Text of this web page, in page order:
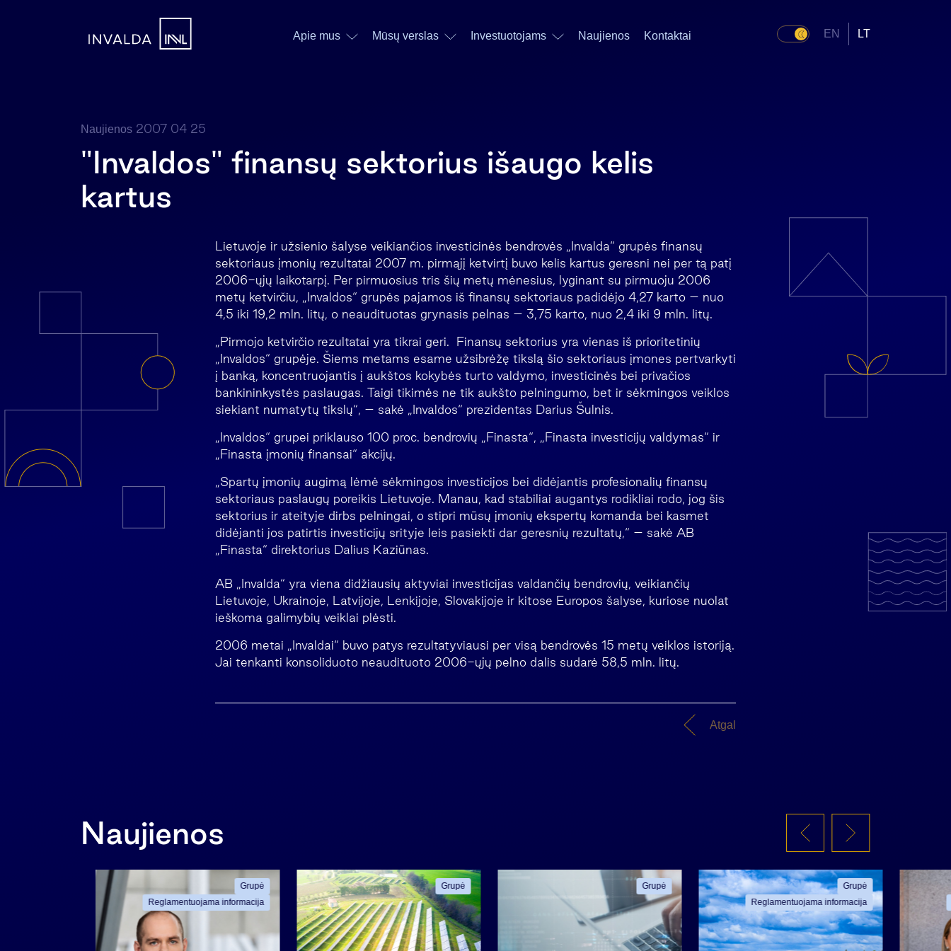
Apie mus Mūsų verslas Investuotojams Naujienos Kontaktai EN LT
Naujienos 2007 04 25
"Invaldos" finansų sektorius išaugo kelis
kartus
Lietuvoje ir užsienio šalyse veikiančios investicinės bendrovės „Invalda“ grupės finansų
sektoriaus įmonių rezultatai 2007 m. pirmąjį ketvirtį buvo kelis kartus geresni nei per tą patį
2006-ųjų laikotarpį. Per pirmuosius tris šių metų mėnesius, lyginant su pirmuoju 2006
metų ketvirčiu, „Invaldos“ grupės pajamos iš finansų sektoriaus padidėjo 4,27 karto – nuo
4,5 iki 19,2 mln. litų, o neaudituotas grynasis pelnas – 3,75 karto, nuo 2,4 iki 9 mln. litų.
„Pirmojo ketvirčio rezultatai yra tikrai geri. Finansų sektorius yra vienas iš prioritetinių
„Invaldos“ grupėje. Šiems metams esame užsibrėžę tikslą šio sektoriaus įmones pertvarkyti
į banką, koncentruojantis į aukštos kokybės turto valdymo, investicinės bei privačios
bankininkystės paslaugas. Taigi tikimės ne tik aukšto pelningumo, bet ir sėkmingos veiklos
siekiant numatytų tikslų“, – sakė „Invaldos“ prezidentas Darius Šulnis.
„Invaldos“ grupei priklauso 100 proc. bendrovių „Finasta“, „Finasta investicijų valdymas“ ir
„Finasta įmonių finansai“ akcijų.
„Spartų įmonių augimą lėmė sėkmingos investicijos bei didėjantis profesionalių finansų
sektoriaus paslaugų poreikis Lietuvoje. Manau, kad stabiliai augantys rodikliai rodo, jog šis
sektorius ir ateityje dirbs pelningai, o stipri mūsų įmonių ekspertų komanda bei kasmet
didėjanti jos patirtis investicijų srityje leis pasiekti dar geresnių rezultatų,“ – sakė AB
„Finasta“ direktorius Dalius Kaziūnas.
AB „Invalda“ yra viena didžiausių aktyviai investicijas valdančių bendrovių, veikiančių
Lietuvoje, Ukrainoje, Latvijoje, Lenkijoje, Slovakijoje ir kitose Europos šalyse, kuriose nuolat
ieškoma galimybių veiklai plėsti.
2006 metai „Invaldai“ buvo patys rezultatyviausi per visą bendrovės 15 metų veiklos istoriją.
Jai tenkanti konsoliduoto neaudituoto 2006-ųjų pelno dalis sudarė 58,5 mln. litų.
Atgal
Naujienos
Grupė
Reglamentuojama informacija
Grupė Grupė
Grupė
Reglamentuojama informacija